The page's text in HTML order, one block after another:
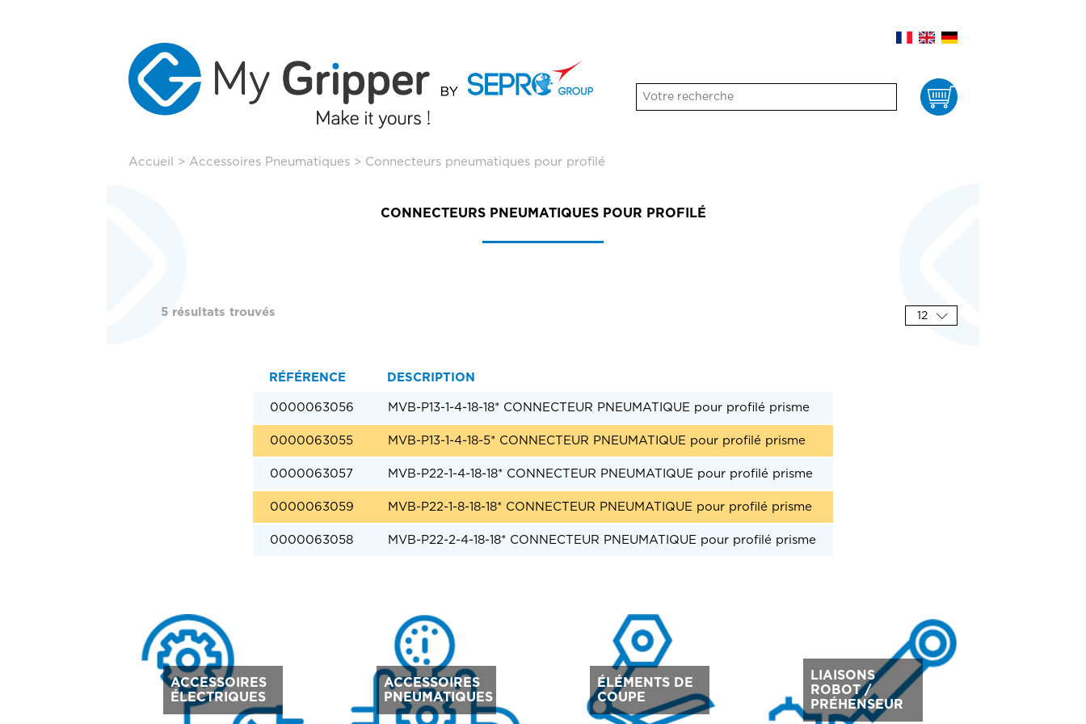
Panier
Accueil > Accessoires Pneumatiques > Connecteurs pneumatiques pour profilé
CONNECTEURS PNEUMATIQUES POUR PROFILÉ
5 résultats trouvés 12
RÉFÉRENCE DESCRIPTION
0000063056 MVB-P13-1-4-18-18* CONNECTEUR PNEUMATIQUE pour profilé prisme
0000063055 MVB-P13-1-4-18-5* CONNECTEUR PNEUMATIQUE pour profilé prisme
0000063057 MVB-P22-1-4-18-18* CONNECTEUR PNEUMATIQUE pour profilé prisme
0000063059 MVB-P22-1-8-18-18* CONNECTEUR PNEUMATIQUE pour profilé prisme
0000063058 MVB-P22-2-4-18-18* CONNECTEUR PNEUMATIQUE pour profilé prisme
ACCESSOIRES
ÉLECTRIQUES
ACCESSOIRES
PNEUMATIQUES
ÉLÉMENTS DE
COUPE
LIAISONS
ROBOT /
PRÉHENSEUR